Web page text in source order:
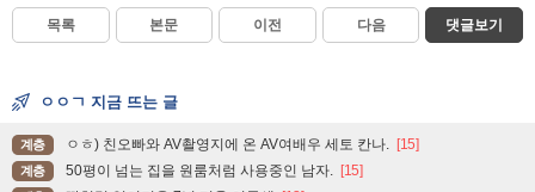
목록 본문 이전 다음 댓글보기
ㅇㅇㄱ 지금 뜨는 글
계층 ㅇㅎ) 친오빠와 AV촬영지에 온 AV여배우 세토 칸나. [15]
계층 50평이 넘는 집을 원룸처럼 사용중인 남자. [15]